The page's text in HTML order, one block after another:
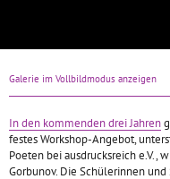
Galerie im Vollbildmodus anzeigen
In den kommenden drei Jahren
festes Workshop-Angebot,
Poeten bei ausdrucksreich e.V.,
Gorbunov. Die Schülerinnen
Literatur nicht verstaubt
müssen, erfuhren die
Schülerinnen und
der Waldschule in
Mannheim.… mehr